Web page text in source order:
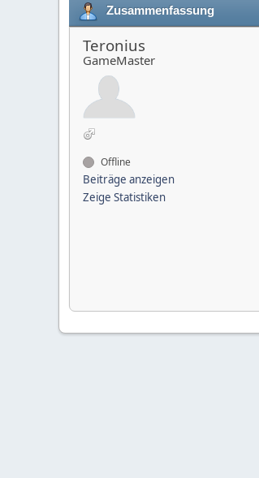
Zusammenfassung
Teronius
GameMaster
Offline
Beiträge anzeigen
Zeige Statistiken